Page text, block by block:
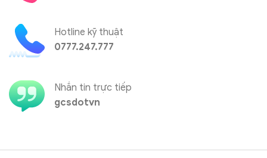
Hotline kỹ thuật
0777.247.777
Nhắn tin trực tiếp
gcsdotvn